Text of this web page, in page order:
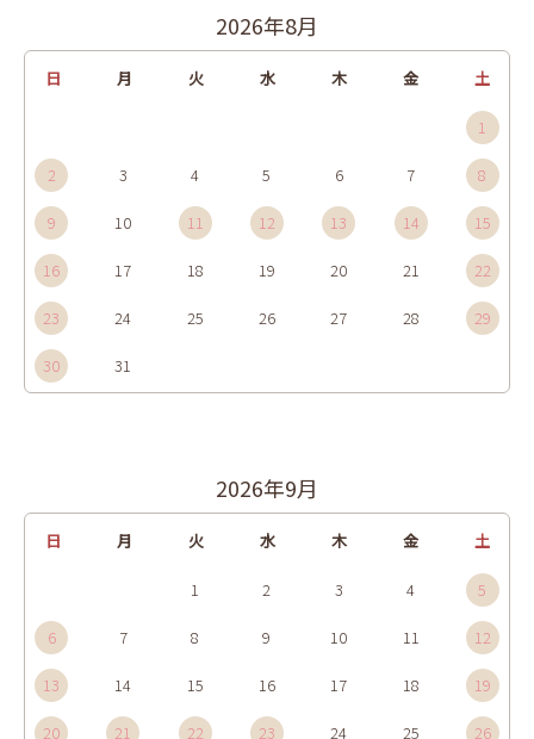
2026年8月
日 月 火 水 木 金 土
1
2 3 4 5 6 7 8
9 10 11 12 13 14 15
16 17 18 19 20 21 22
23 24 25 26 27 28 29
30 31
2026年9月
日 月 火 水 木 金 土
1 2 3 4 5
6 7 8 9 10 11 12
13 14 15 16 17 18 19
20 21 22 23 24 25 26